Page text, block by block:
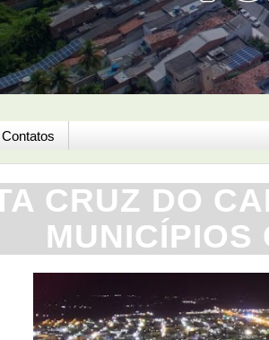
Contatos
CRUZ DO
MUNICÍPIOS